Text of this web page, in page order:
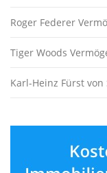
Roger Federer
Tiger Woods
Karl-Heinz Fürst